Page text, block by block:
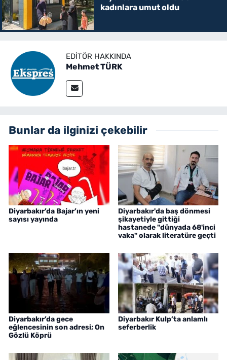
kadınlara umut oldu
EDITÖR HAKKINDA
Mehmet TÜRK
Bunlar da ilginizi çekebilir
Diyarbakır’da Bajar’ın yeni
sayısı yayında
Diyarbakır'da baş dönmesi
şikayetiyle gittiği
hastanede "dünyada 68'inci
vaka" olarak literatüre geçti
Diyarbakır’da gece
eğlencesinin son adresi; On
Gözlü Köprü
Diyarbakır Kulp’ta anlamlı
seferberlik